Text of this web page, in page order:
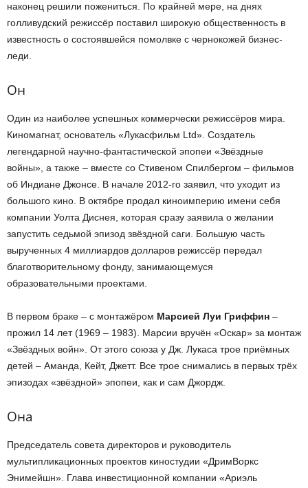
наконец решили пожениться. По крайней мере, на днях
голливудский режиссёр поставил широкую общественность в
известность о состоявшейся помолвке с чернокожей бизнес-
леди.
Он
Один из наиболее успешных коммерчески режиссёров мира.
Киномагнат, основатель «Лукасфильм Ltd». Создатель
легендарной научно-фантастической эпопеи «Звёздные
войны», а также – вместе со Стивеном Спилбергом – фильмов
об Индиане Джонсе. В начале 2012-го заявил, что уходит из
большого кино. В октябре продал киноимперию имени себя
компании Уолта Диснея, которая сразу заявила о желании
запустить седьмой эпизод звёздной саги. Большую часть
вырученных 4 миллиардов долларов режиссёр передал
благотворительному фонду, занимающемуся
образовательными проектами.
В первом браке – с монтажёром Марсией Луи Гриффин –
прожил 14 лет (1969 – 1983). Марсии вручён «Оскар» за монтаж
«Звёздных войн». От этого союза у Дж. Лукаса трое приёмных
детей – Аманда, Кейт, Джетт. Все трое снимались в первых трёх
эпизодах «звёздной» эпопеи, как и сам Джордж.
Она
Председатель совета директоров и руководитель
мультипликационных проектов киностудии «ДримВоркс
Энимейшн». Глава инвестиционной компании «Ариэль